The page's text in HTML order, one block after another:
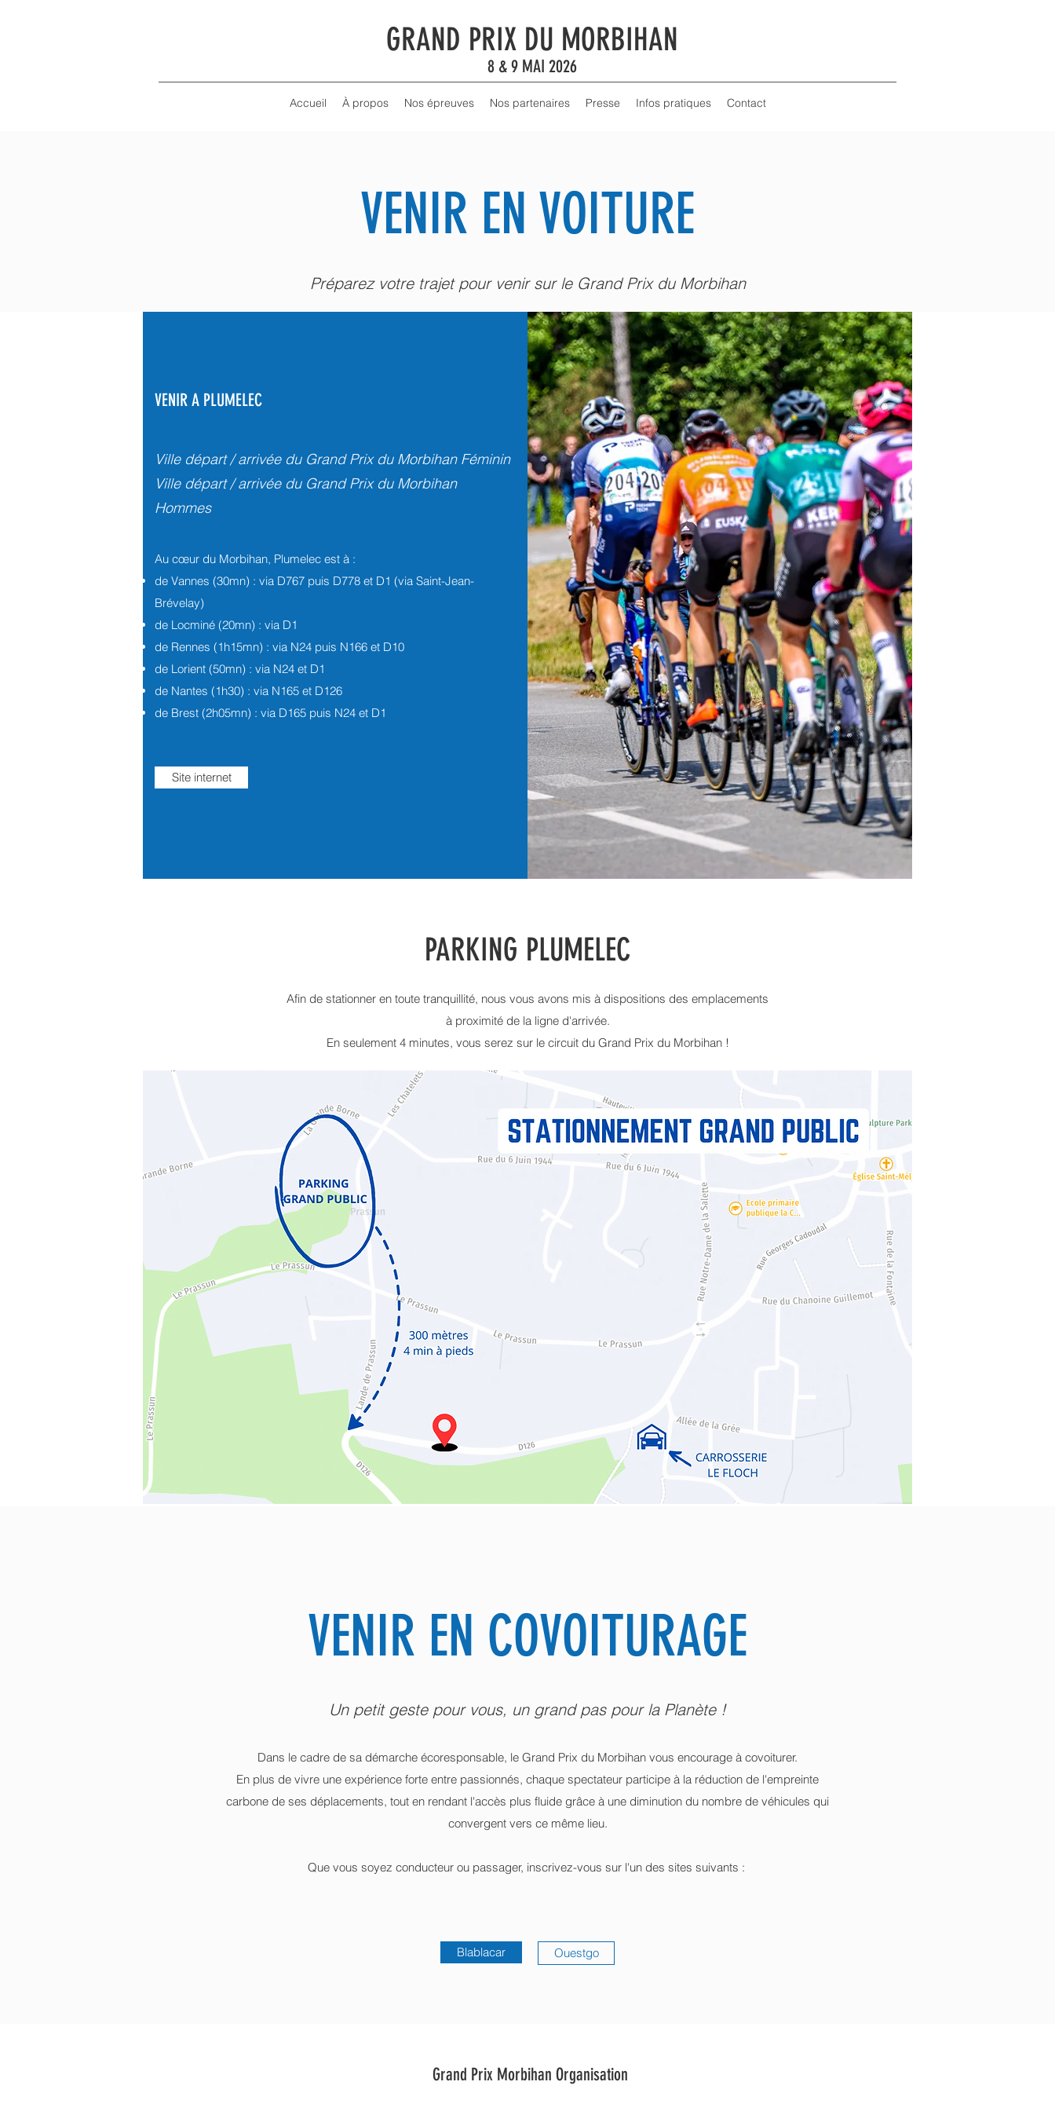
GRAND PRIX DU MORBIHAN
8 & 9 MAI 2026
Accueil À propos Nos épreuves Nos partenaires Presse Infos pratiques Contact
VENIR EN VOITURE
Préparez votre trajet pour venir sur le Grand Prix du Morbihan
VENIR A PLUMELEC
Ville départ / arrivée du Grand Prix du Morbihan Féminin
Ville départ / arrivée du Grand Prix du Morbihan
Hommes
Au cœur du Morbihan, Plumelec est à :
de Vannes (30mn) : via D767 puis D778 et D1 (via Saint-Jean-
Brévelay)
de Locminé (20mn) : via D1
de Rennes (1h15mn) : via N24 puis N166 et D10
de Lorient (50mn) : via N24 et D1
de Nantes (1h30) : via N165 et D126
de Brest (2h05mn) : via D165 puis N24 et D1
Site internet
PARKING PLUMELEC
Afin de stationner en toute tranquillité, nous vous avons mis à dispositions des emplacements
à proximité de la ligne d'arrivée.
En seulement 4 minutes, vous serez sur le circuit du Grand Prix du Morbihan !
VENIR EN COVOITURAGE
Un petit geste pour vous, un grand pas pour la Planète !
Dans le cadre de sa démarche écoresponsable, le Grand Prix du Morbihan vous encourage à covoiturer.
En plus de vivre une expérience forte entre passionnés, chaque spectateur participe à la réduction de l'empreinte
carbone de ses déplacements, tout en rendant l'accès plus fluide grâce à une diminution du nombre de véhicules qui
convergent vers ce même lieu.
Que vous soyez conducteur ou passager, inscrivez-vous sur l'un des sites suivants :
Blablacar Ouestgo
Grand Prix Morbihan Organisation